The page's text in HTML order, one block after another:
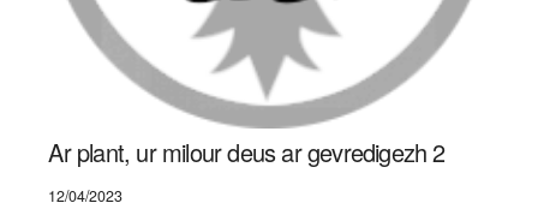
Ar plant, ur milour deus ar gevredigezh 2
12/04/2023